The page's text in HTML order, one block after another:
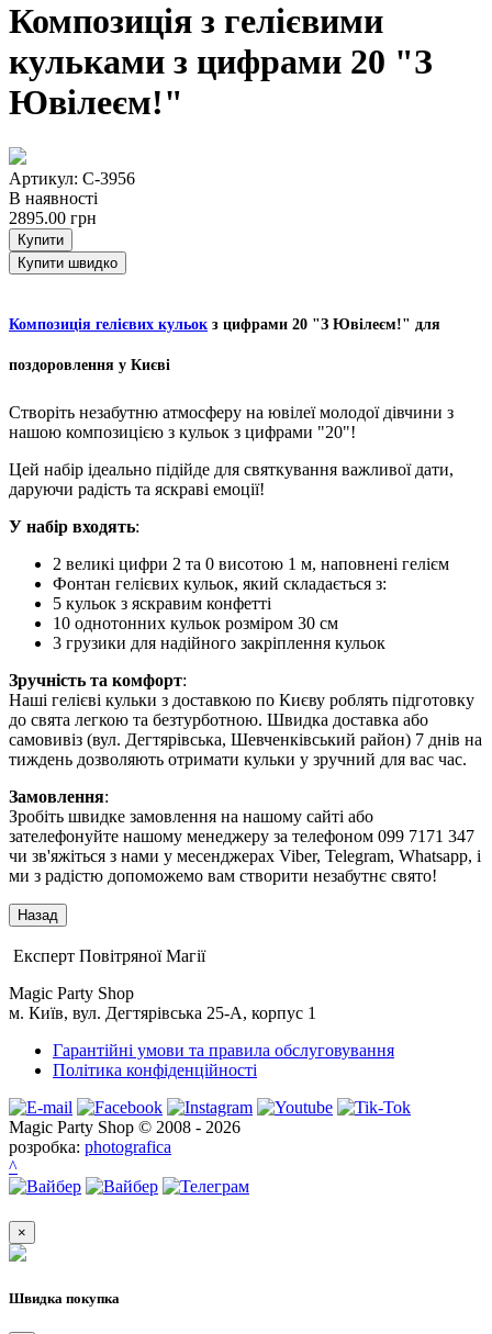
Композиція з гелієвими
кульками з цифрами 20 "З
Ювілеєм!"
Артикул: C-3956
В наявності
2895.00 грн
Купити
Купити швидко
Композиція гелієвих кульок з цифрами 20 "З Ювілеєм!" для
поздоровлення у Києві
Створіть незабутню атмосферу на ювілеї молодої дівчини з
нашою композицією з кульок з цифрами "20"!
Цей набір ідеально підійде для святкування важливої дати,
даруючи радість та яскраві емоції!
У набір входять:
2 великі цифри 2 та 0 висотою 1 м, наповнені гелієм
Фонтан гелієвих кульок, який складається з:
5 кульок з яскравим конфетті
10 однотонних кульок розміром 30 см
3 грузики для надійного закріплення кульок
Зручність та комфорт:
Наші гелієві кульки з доставкою по Києву роблять підготовку
до свята легкою та безтурботною. Швидка доставка або
самовивіз (вул. Дегтярівська, Шевченківський район) 7 днів на
тиждень дозволяють отримати кульки у зручний для вас час.
Замовлення:
Зробіть швидке замовлення на нашому сайті або
зателефонуйте нашому менеджеру за телефоном 099 7171 347
чи зв'яжіться з нами у месенджерах Viber, Telegram, Whatsapp, і
ми з радістю допоможемо вам створити незабутнє свято!
Експерт Повітряної Магії
Magic Party Shop
м. Київ, вул. Дегтярівська 25-А, корпус 1
Гарантійні умови та правила обслуговування
Політика конфіденційності
Magic Party Shop © 2008 - 2026
розробка: photografica
^
×
Швидка покупка